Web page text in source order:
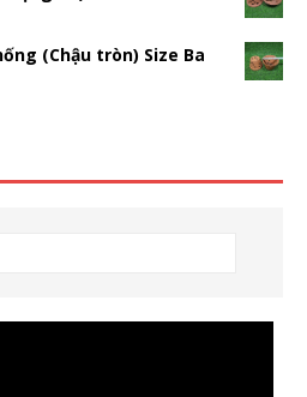
(Chậu tròn) Size Ba